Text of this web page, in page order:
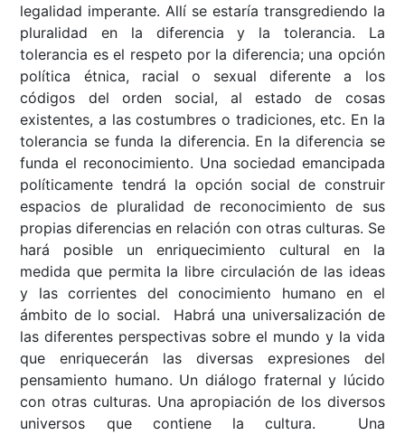
legalidad imperante. Allí se estaría transgrediendo la
pluralidad en la diferencia y la tolerancia. La
tolerancia es el respeto por la diferencia; una opción
política étnica, racial o sexual diferente a los
códigos del orden social, al estado de cosas
existentes, a las costumbres o tradiciones, etc. En la
tolerancia se funda la diferencia. En la diferencia se
funda el reconocimiento. Una sociedad emancipada
políticamente tendrá la opción social de construir
espacios de pluralidad de reconocimiento de sus
propias diferencias en relación con otras culturas. Se
hará posible un enriquecimiento cultural en la
medida que permita la libre circulación de las ideas
y las corrientes del conocimiento humano en el
ámbito de lo social. Habrá una universalización de
las diferentes perspectivas sobre el mundo y la vida
que enriquecerán las diversas expresiones del
pensamiento humano. Un diálogo fraternal y lúcido
con otras culturas. Una apropiación de los diversos
universos que contiene la cultura. Una